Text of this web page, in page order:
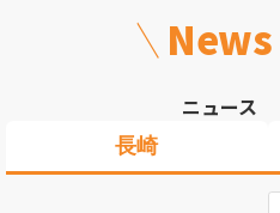
News
ニュース
長崎